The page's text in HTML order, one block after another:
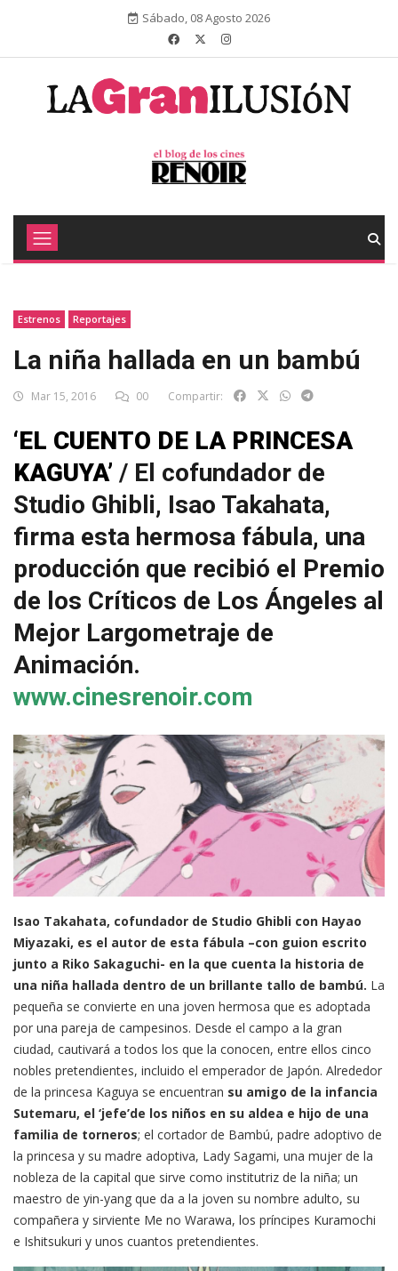
Sábado, 08 Agosto 2026
Estrenos Reportajes
La niña hallada en un bambú
Mar 15, 2016 00 Compartir:
‘EL CUENTO DE LA PRINCESA
KAGUYA’ / El cofundador de
Studio Ghibli, Isao Takahata,
firma esta hermosa fábula, una
producción que recibió el Premio
de los Críticos de Los Ángeles al
Mejor Largometraje de
Animación.
www.cinesrenoir.com
Isao Takahata, cofundador de Studio Ghibli con Hayao
Miyazaki, es el autor de esta fábula –con guion escrito
junto a Riko Sakaguchi- en la que cuenta la historia de
una niña hallada dentro de un brillante tallo de bambú. La
pequeña se convierte en una joven hermosa que es adoptada
por una pareja de campesinos. Desde el campo a la gran
ciudad, cautivará a todos los que la conocen, entre ellos cinco
nobles pretendientes, incluido el emperador de Japón. Alrededor
de la princesa Kaguya se encuentran su amigo de la infancia
Sutemaru, el ‘jefe’de los niños en su aldea e hijo de una
familia de torneros; el cortador de Bambú, padre adoptivo de
la princesa y su madre adoptiva, Lady Sagami, una mujer de la
nobleza de la capital que sirve como institutriz de la niña; un
maestro de yin-yang que da a la joven su nombre adulto, su
compañera y sirviente Me no Warawa, los príncipes Kuramochi
e Ishitsukuri y unos cuantos pretendientes.